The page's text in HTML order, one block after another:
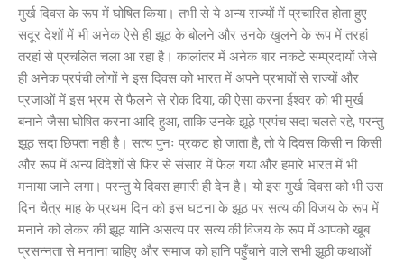
मुर्ख दिवस के रूप में घोषित किया। तभी से ये अन्य राज्यों में प्रचारित होता हुए
सदूर देशों में भी अनेक ऐसे ही झूठ के बोलने और उनके खुलने के रूप में तरहां
तरहां से प्रचलित चला आ रहा है। कालांतर में अनेक बार नकटे सम्प्रदायों जेसे
ही अनेक प्रपंची लोगों ने इस दिवस को भारत में अपने प्रभावों से राज्यों और
प्रजाओं में इस भ्रम से फैलने से रोक दिया, की ऐसा करना ईश्वर को भी मुर्ख
बनाने जैसा घोषित करना आदि हुआ, ताकि उनके झूठे प्रपंच सदा चलते रहे, परन्तु
झूठ सदा छिपता नही है। सत्य पुनः प्रकट हो जाता है, तो ये दिवस किसी न किसी
और रूप में अन्य विदेशों से फिर से संसार में फेल गया और हमारे भारत में भी
मनाया जाने लगा। परन्तु ये दिवस हमारी ही देन है। यो इस मुर्ख दिवस को भी उस
दिन चैत्र माह के प्रथम दिन को इस घटना के झूठ पर सत्य की विजय के रूप में
मनाने को लेकर की झूठ यानि असत्य पर सत्य की विजय के रूप में आपको खूब
प्रसन्नता से मनाना चाहिए और समाज को हानि पहुँचाने वाले सभी झूठी कथाओं